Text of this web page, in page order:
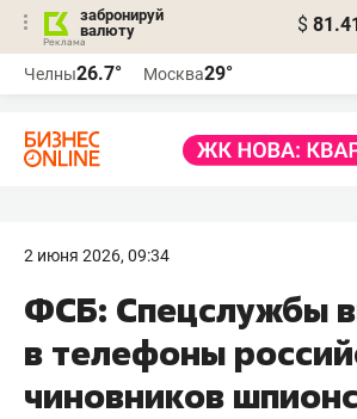
забронируй
валюту
$
Челны26.7° Москва29°
2 июня 2026, 09:34
ФСБ: Спецслужбы
в телефоны
чиновников